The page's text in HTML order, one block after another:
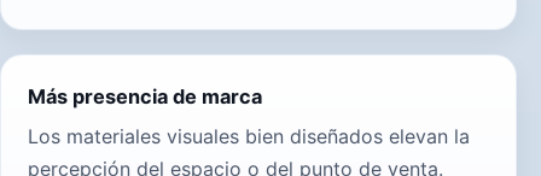
Más presencia de marca
Los materiales visuales bien diseñados elevan la
percepción del espacio o del punto de venta.